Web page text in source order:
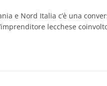
e Nord Italia c’è una
lecchese